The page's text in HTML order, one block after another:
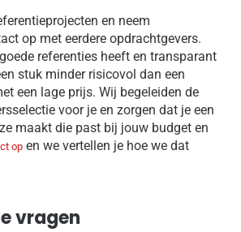
en neem
op met eerdere opdrachtgevers.
referenties heeft en transparant
stuk minder risicovol dan een
een lage prijs. Wij begeleiden de
voor je en zorgen dat je een
maakt die past bij jouw budget en
op en we vertellen je hoe we dat
vragen